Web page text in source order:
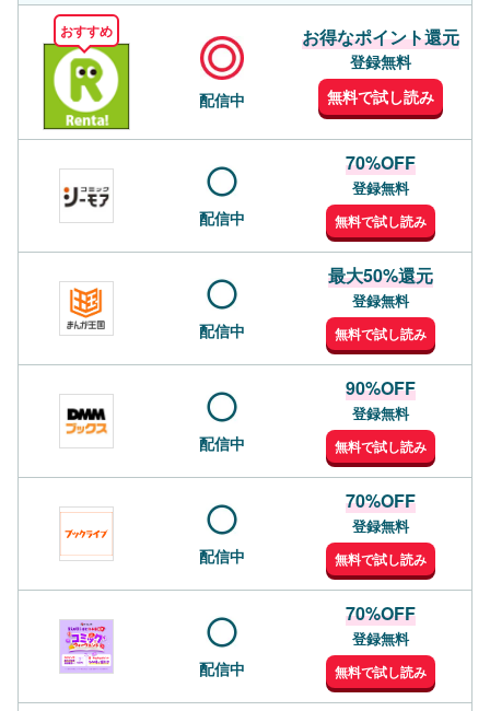
おすすめ
配信中
お得なポイント還元
登録無料
無料で試し読み
配信中
70%OFF
登録無料
無料で試し読み
配信中
最大50%還元
登録無料
無料で試し読み
配信中
90%OFF
登録無料
無料で試し読み
配信中
70%OFF
登録無料
無料で試し読み
配信中
70%OFF
登録無料
無料で試し読み